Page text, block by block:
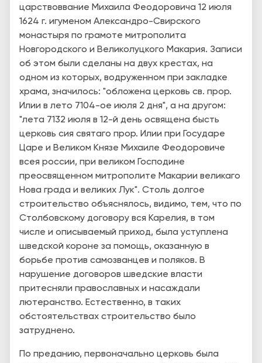
царствоввание Михаила Феодоровича 12 июля
1624 г. игуменом Александро-Свирского
монастыря по грамоте митрополита
Новгородского и Великолуцкого Макария. Записи
об этом были сделаны на двух крестах, на
одном из которых, водруженном при закладке
храма, значилось: "обложена церковь св. прор.
Илии в лето 7104-ое июля 2 дня", а на другом:
"лета 7132 июля в 12-й день освящена бысть
церковь сия святаго прор. Илии при Государе
Царе и Великом Князе Михаиле Феодоровиче
всея россии, при великом Господине
преосвященном митрополите Макарии великаго
Нова града и великих Лук". Столь долгое
строительство объяснялось, видимо, тем, что по
Столбовскому договору вся Карелия, в том
числе и описываемый приход, была уступлена
шведской короне за помощь, оказанную в
борьбе против самозванцев и поляков. В
нарушение договоров шведские власти
притесняли православных и насаждали
лютеранство. Естественно, в таких
обстоятельствах строительство было
затруднено.
По преданию, первоначально церковь была